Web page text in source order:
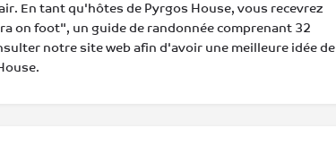
En tant qu'hôtes de Pyrgos House, vous recevrez
on foot", un guide de randonnée comprenant 32
notre site web afin d'avoir une meilleure idée de